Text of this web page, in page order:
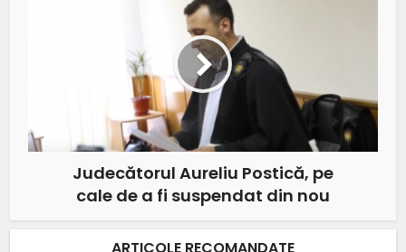
Judecătorul Aureliu Postică, pe
cale de a fi suspendat din nou